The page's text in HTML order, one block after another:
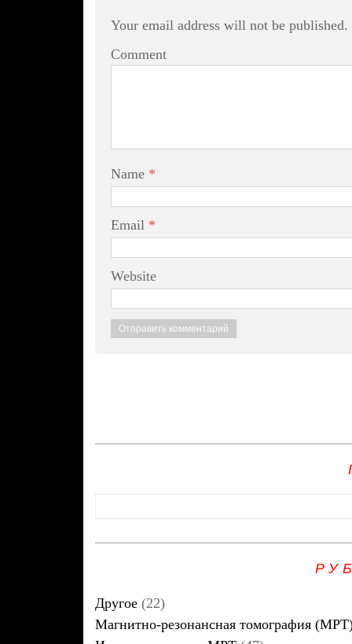
Your email address will not be published.
Comment
Name *
Email *
Website
Другое (22)
Магнитно-резонансная томография